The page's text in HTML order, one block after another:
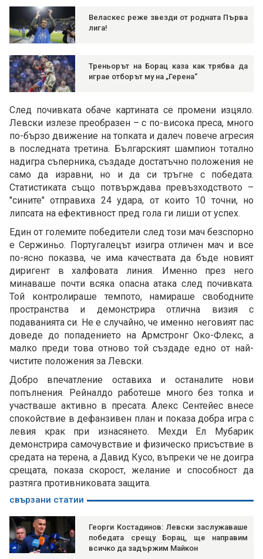
Веласкес реже звезди от родната Първа
лига!
Треньорът на Борац каза как трябва да
играе отборът му на „Герена“
След почивката обаче картината се промени изцяло.
Левски излезе преобразен – с по-висока преса, много
по-бързо движение на топката и далеч повече агресия
в последната третина. Българският шампион тотално
надигра съперника, създаде достатъчно положения не
само да изравни, но и да си тръгне с победата.
Статистиката също потвърждава превъзходството –
"сините" отправиха 24 удара, от които 10 точни, но
липсата на ефективност пред гола ги лиши от успех.
Един от големите победители след този мач безспорно
е Сержиньо. Португалецът изигра отличен мач и все
по-ясно показва, че има качествата да бъде новият
диригент в халфовата линия. Именно през него
минаваше почти всяка опасна атака след почивката.
Той контролираше темпото, намираше свободните
пространства и демонстрира отлична визия с
подаванията си. Не е случайно, че именно неговият пас
доведе до попадението на Армстронг Око-Флекс, а
малко преди това отново той създаде едно от най-
чистите положения за Левски.
Добро впечатление оставиха и останалите нови
попълнения. Рейналдо работеше много без топка и
участваше активно в пресата. Алекс Сентейес внесе
спокойствие в дефанзивен план и показа добра игра с
левия крак при изнасянето. Мехди Ел Мубарик
демонстрира самочувствие и физическо присъствие в
средата на терена, а Давид Кусо, въпреки че не доигра
срещата, показа скорост, желание и способност да
разтяга противниковата защита.
свързани статии
Георги Костадинов: Левски заслужаваше
победата срещу Борац, ще направим
всичко да задържим Майкон